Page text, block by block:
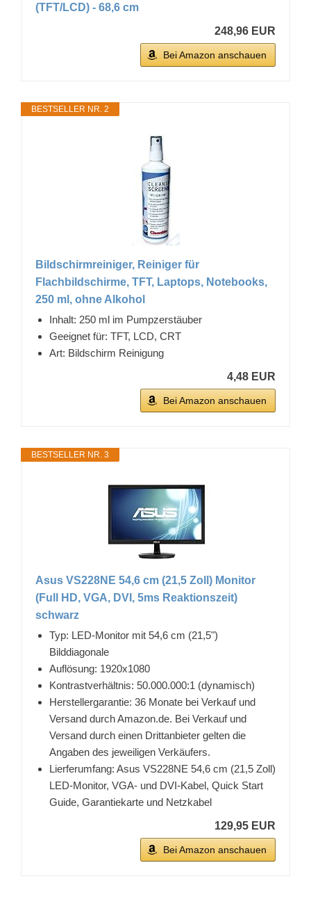
(TFT/LCD) - 68,6 cm
248,96 EUR
Bei Amazon anschauen
BESTSELLER NR. 2
Bildschirmreiniger, Reiniger für
Flachbildschirme, TFT, Laptops, Notebooks,
250 ml, ohne Alkohol
Inhalt: 250 ml im Pumpzerstäuber
Geeignet für: TFT, LCD, CRT
Art: Bildschirm Reinigung
4,48 EUR
Bei Amazon anschauen
BESTSELLER NR. 3
Asus VS228NE 54,6 cm (21,5 Zoll) Monitor
(Full HD, VGA, DVI, 5ms Reaktionszeit)
schwarz
Typ: LED-Monitor mit 54,6 cm (21,5")
Bilddiagonale
Auflösung: 1920x1080
Kontrastverhältnis: 50.000.000:1 (dynamisch)
Herstellergarantie: 36 Monate bei Verkauf und
Versand durch Amazon.de. Bei Verkauf und
Versand durch einen Drittanbieter gelten die
Angaben des jeweiligen Verkäufers.
Lierferumfang: Asus VS228NE 54,6 cm (21,5 Zoll)
LED-Monitor, VGA- und DVI-Kabel, Quick Start
Guide, Garantiekarte und Netzkabel
129,95 EUR
Bei Amazon anschauen